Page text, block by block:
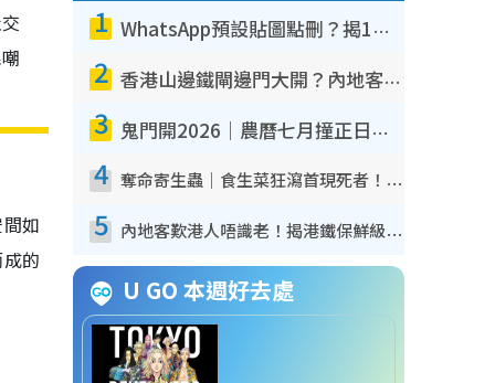
如
的
1 WhatsApp預設貼圖點刪？揭1招「反向操作」還原簡潔介面 附3步實測教學
2 香港山邊鐵閘邊門大開？內地客困惑意義何在！網民神回覆：呢種叫法理性防禦
3 鬼門開2026｜農曆七月撞正日全食特別邪？專家警告切忌做一事！揭4大禁忌+2招保平安
4 奪命寄生蟲｜食生菜狂瀉首現死者！疫潮惡化錄1.8萬宗病例 揭洗菜3大謬誤
5 內地客歎港人唔識老！揭港鐵保鮮級冷氣 港人求放過：咪投訴
U GO 本週好去處